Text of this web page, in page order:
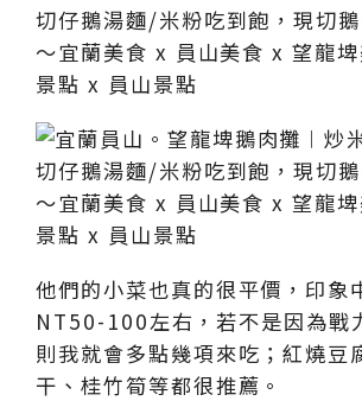
他們的小菜也真的很平價，印象
NT50-100左右，若不是因為戰
則我就會多點幾項來吃；紅燒豆
干、桂竹筍等都很推薦。